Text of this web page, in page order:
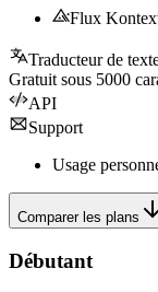
Flux
Traducteur de
Gratuit sous 5000
API
Support
Usage
Comparer les plans
Débutant